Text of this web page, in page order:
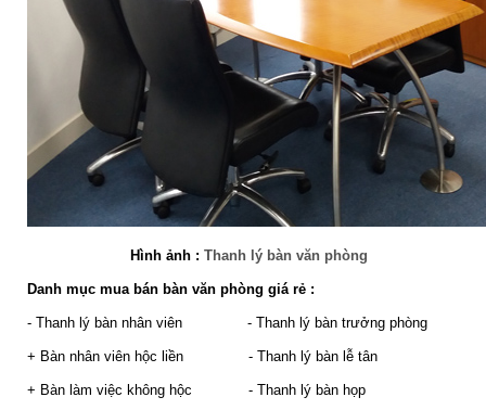
Hình ảnh : Thanh lý bàn văn phòng
Danh mục mua bán bàn văn phòng giá rẻ :
- Thanh lý bàn nhân viên - Thanh lý bàn trưởng phòng
+ Bàn nhân viên hộc liền - Thanh lý bàn lễ tân
+ Bàn làm việc không hộc - Thanh lý bàn họp